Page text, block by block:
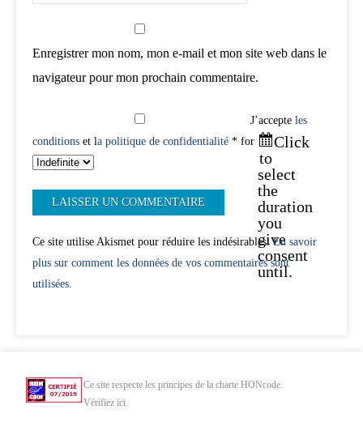
Enregistrer mon nom, mon e-mail et mon site web dans le
navigateur pour mon prochain commentaire.
J’accepte les
conditions et la politique de confidentialité * for
Click
to
select
the
duration
you
give
consent
until.
Ce site utilise Akismet pour réduire les indésirables.En savoir
plus sur comment les données de vos commentaires sont
utilisées
Ce site respecte les principes de la charte HONcode.
Vérifiez ici.